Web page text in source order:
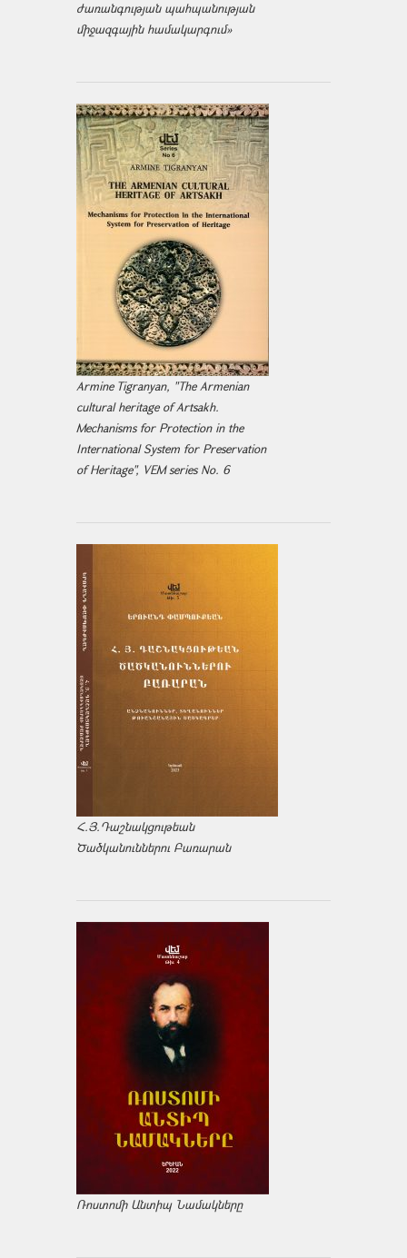
ժառանգության պահպանության
միջազ­գային համակարգում»
Armine Tigranyan, "The Armenian
cultural heritage of Artsakh.
Mechanisms for Protection in the
International System for Preservation
of Heritage", VEM series No. 6
Հ.Յ.Դաշնակցութեան
Ծածկանուններու Բառարան
Ռոստոմի Անտիպ Նամակները